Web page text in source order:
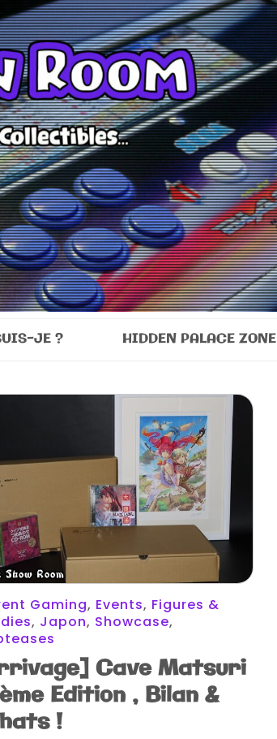
JE ? HIDDEN PALACE ZONE
Gaming, Events, Figures &
, Japon, Showcase,
Cave Matsuri
Edition , Bilan &
!